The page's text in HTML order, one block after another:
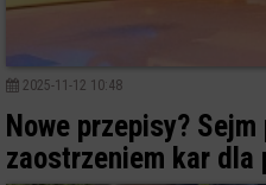
2025-11-12 10:48
Nowe przepisy?
zaostrzeniem kar dla